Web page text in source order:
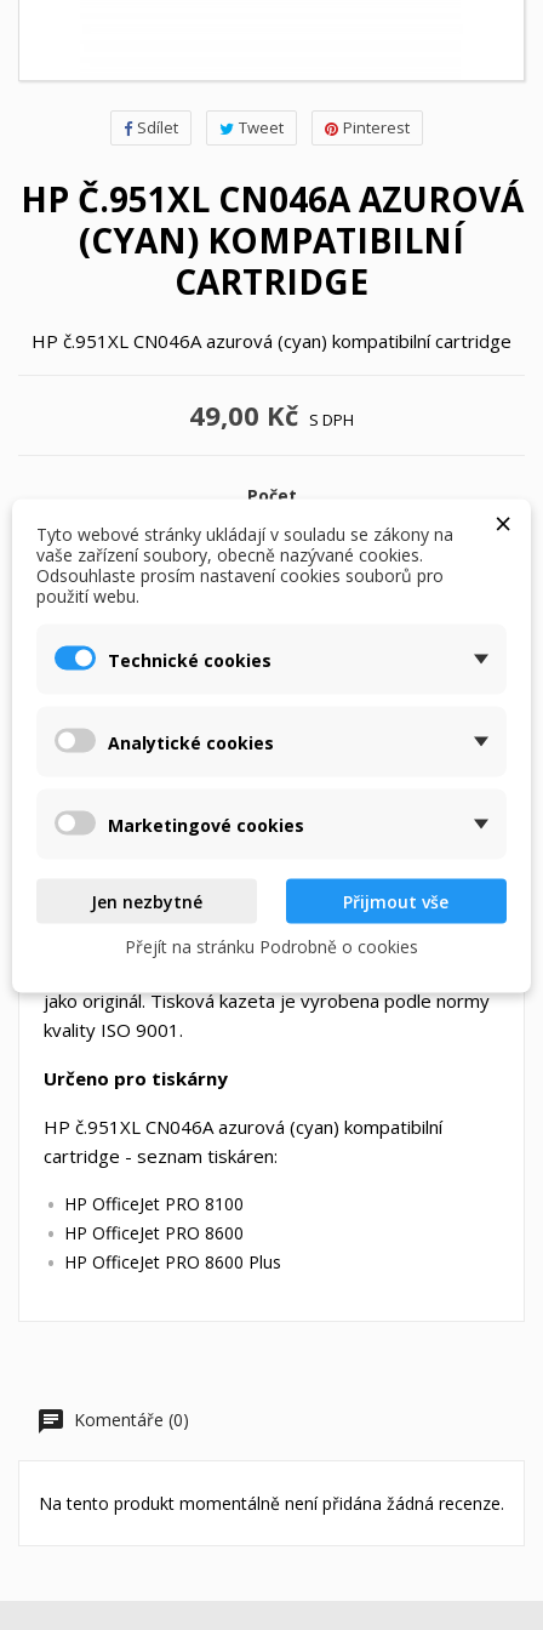
Sdílet Tweet Pinterest
HP Č.951XL CN046A AZUROVÁ
(CYAN) KOMPATIBILNÍ
CARTRIDGE
HP č.951XL CN046A azurová (cyan) kompatibilní cartridge
49,00 Kč S DPH
Počet
POPIS DETAILY PRODUKTU
Popis produktu
Kompatibilní modrá / cyan inkoustová cartridge HP č.
jako originál. Tisková kazeta je vyrobena podle normy
kvality ISO 9001.
Určeno pro tiskárny
HP č.951XL CN046A azurová (cyan) kompatibilní
cartridge - seznam tiskáren:
HP OfficeJet PRO 8100
HP OfficeJet PRO 8600
HP OfficeJet PRO 8600 Plus
Komentáře (0)
Na tento produkt momentálně není přidána žádná recenze.
×
Tyto webové stránky ukládají v souladu se zákony na
vaše zařízení soubory, obecně nazývané cookies.
Odsouhlaste prosím nastavení cookies souborů pro
použití webu.
Technické cookies
Analytické cookies
Marketingové cookies
Jen nezbytné
Přijmout vše
Přejít na stránku Podrobně o cookies